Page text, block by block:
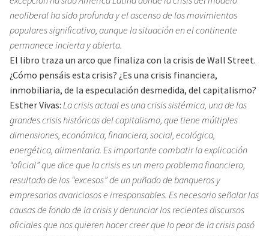
neoliberal ha sido profunda y el ascenso de los movimientos
populares significativo, aunque la situación en el continente
permanece incierta y abierta.
El libro traza un arco que finaliza con la crisis de Wall Street.
¿Cómo pensáis esta crisis? ¿Es una crisis financiera,
inmobiliaria, de la especulación desmedida, del capitalismo?
Esther Vivas: La crisis actual es una crisis sistémica, una de las
grandes crisis históricas del capitalismo, que tiene múltiples
dimensiones, económica, financiera, social, ecológica,
energética, alimentaria. Es importante combatir la explicación
“oficial” que dice que la crisis es un mero problema financiero,
resultado de los “excesos” de un puñado de banqueros y
empresarios avariciosos e irresponsables. Es necesario señalar las
causas de fondo de la crisis y denunciar los recientes discursos
oficiales que nos quieren hacer creer que lo peor de la crisis pasó